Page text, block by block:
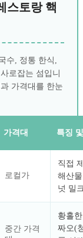
스토랑 핵
수, 정통 한식,
로잡는 섬입니
가격대를 한눈
가격대 특징
로컬가
직접
해산
넛 밀
중간 가격
황홀
짜오(